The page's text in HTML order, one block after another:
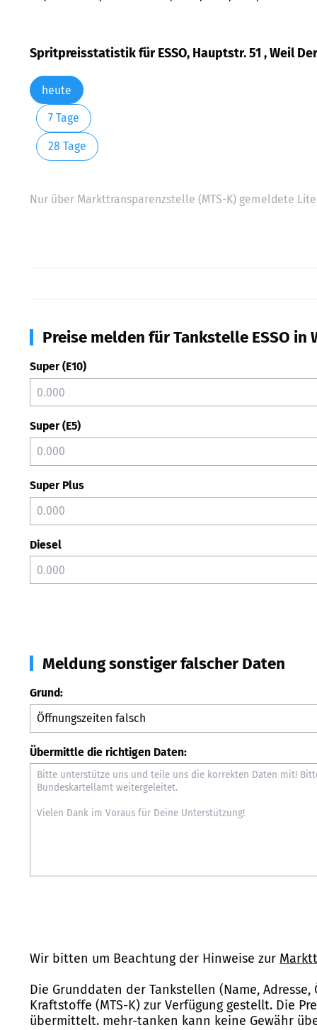
Spritpreisstatistik für ESSO, Hauptstr. 51 , Weil
heute
7 Tage
28 Tage
Nur über Markttransparenzstelle (MTS-K) gemeldete
Preise melden für Tankstelle ESSO in
Super (E10)
Super (E5)
Super Plus
Diesel
Meldung sonstiger falscher Daten
Grund:
Übermittle die richtigen Daten:
Wir bitten um Beachtung der Hinweise zur
Die Grunddaten der Tankstellen (Name,
Kraftstoffe (MTS-K) zur Verfügung gestellt. Die
übermittelt. mehr-tanken kann keine Gewähr